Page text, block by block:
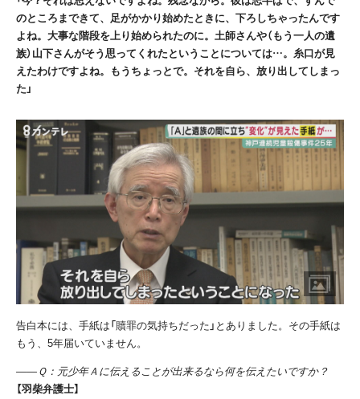
のところまできて、足がかかり始めたときに、下ろしちゃったんです
よね。大事な階段を上り始められたのに。土師さんや（もう一人の遺
族）山下さんがそう思ってくれたということについては…。糸口が見
えたわけですよね。もうちょっとで。それを自ら、放り出してしまっ
た」
告白本には、手紙は「贖罪の気持ちだった」とありました。その手紙は
もう、 5年届いていません。
――Ｑ：元少年Ａに伝えることが出来るなら何を伝えたいですか？
【羽柴弁護士】